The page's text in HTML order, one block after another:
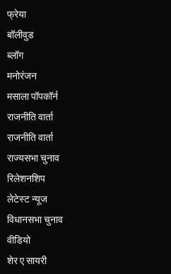
फ्रेया
बॉलीवुड
ब्लॉग
मनोरंजन
मसाला पॉपकॉर्न
राजनीति वार्ता
राजनीति वार्ता
राज्यसभा चुनाव
रिलेशनशिप
लेटेस्ट न्यूज
विधानसभा चुनाव
वीडियो
शेर ए सायरी